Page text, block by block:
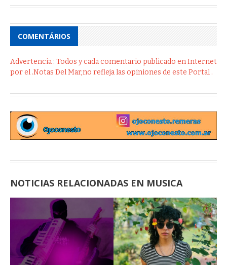
COMENTÁRIOS
Advertencia : Todos y cada comentario publicado en Internet
por el .Notas Del Mar,no refleja las opiniones de este Portal .
NOTICIAS RELACIONADAS EN MUSICA